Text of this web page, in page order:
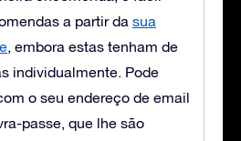
a partir da sua
, embora estas tenham de
individualmente. Pode
o seu endereço de email
passe, que lhe são